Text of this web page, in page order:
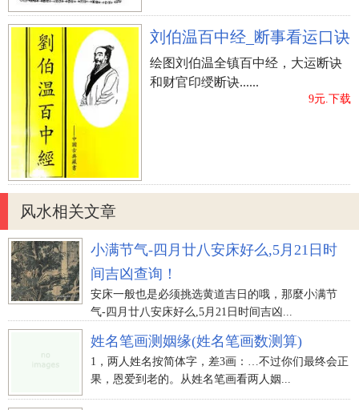
刘伯温百中经_断事看运口诀
绘图刘伯温全镇百中经，大运断诀
和财官印绶断诀......
9元.下载
风水相关文章
小满节气-四月廿八安床好么,5月21日时
间吉凶查询！
安床一般也是必须挑选黄道吉日的哦，那麼小满节
气-四月廿八安床好么,5月21日时间吉凶...
姓名笔画测姻缘(姓名笔画数测算)
1，两人姓名按简体字，差3画：…不过你们最终会正
果，恩爱到老的。从姓名笔画看两人姻...